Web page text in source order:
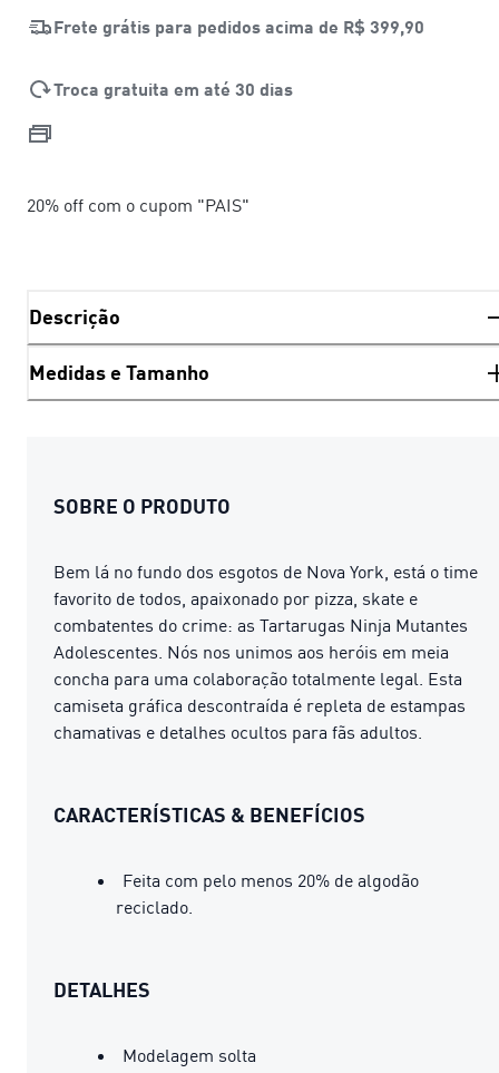
Frete grátis para pedidos acima de R$ 399,90
Troca gratuita em até 30 dias
20% off com o cupom "PAIS"
Descrição
Medidas e Tamanho
SOBRE O PRODUTO
Bem lá no fundo dos esgotos de Nova York, está o time
favorito de todos, apaixonado por pizza, skate e
combatentes do crime: as Tartarugas Ninja Mutantes
Adolescentes. Nós nos unimos aos heróis em meia
concha para uma colaboração totalmente legal. Esta
camiseta gráfica descontraída é repleta de estampas
chamativas e detalhes ocultos para fãs adultos.
CARACTERÍSTICAS & BENEFÍCIOS
Feita com pelo menos 20% de algodão
reciclado.
DETALHES
Modelagem solta